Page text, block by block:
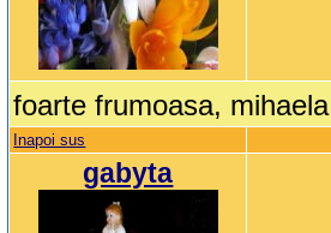
foarte frumoasa, mihaela
Inapoi sus
gabyta